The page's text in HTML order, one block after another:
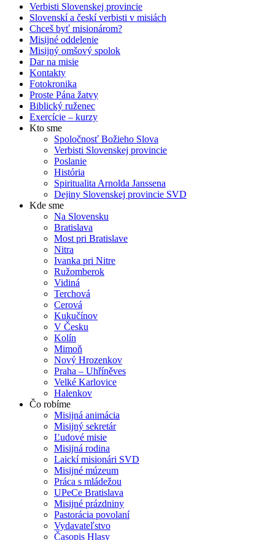
Verbisti Slovenskej provincie
Slovenskí a českí verbisti v misiách
Chceš byť misionárom?
Misijné oddelenie
Misijný omšový spolok
Dar na misie
Kontakty
Fotokronika
Proste Pána žatvy
Biblický ruženec
Exercície – kurzy
Kto sme
Spoločnosť Božieho Slova
Verbisti Slovenskej provincie
Poslanie
História
Spiritualita Arnolda Janssena
Dejiny Slovenskej provincie SVD
Kde sme
Na Slovensku
Bratislava
Most pri Bratislave
Nitra
Ivanka pri Nitre
Ružomberok
Vidiná
Terchová
Cerová
Kukučínov
V Česku
Kolín
Mimoň
Nový Hrozenkov
Praha – Uhříněves
Velké Karlovice
Halenkov
Čo robíme
Misijná animácia
Misijný sekretár
Ľudové misie
Misijná rodina
Laickí misionári SVD
Misijné múzeum
Práca s mládežou
UPeCe Bratislava
Misijné prázdniny
Pastorácia povolaní
Vydavateľstvo
Časopis Hlasy